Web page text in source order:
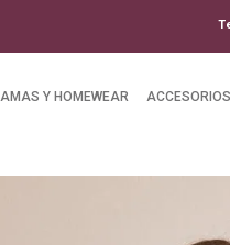
Y HOMEWEAR ACCESORIOS